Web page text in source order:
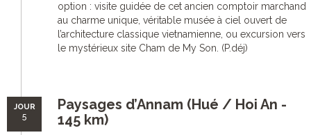
option : visite guidée de cet ancien comptoir marchand
au charme unique, véritable musée à ciel ouvert de
l’architecture classique vietnamienne, ou excursion vers
le mystérieux site Cham de My Son. (P.déj)
JOUR
5
Paysages d’Annam (Hué / Hoi An -
145 km)